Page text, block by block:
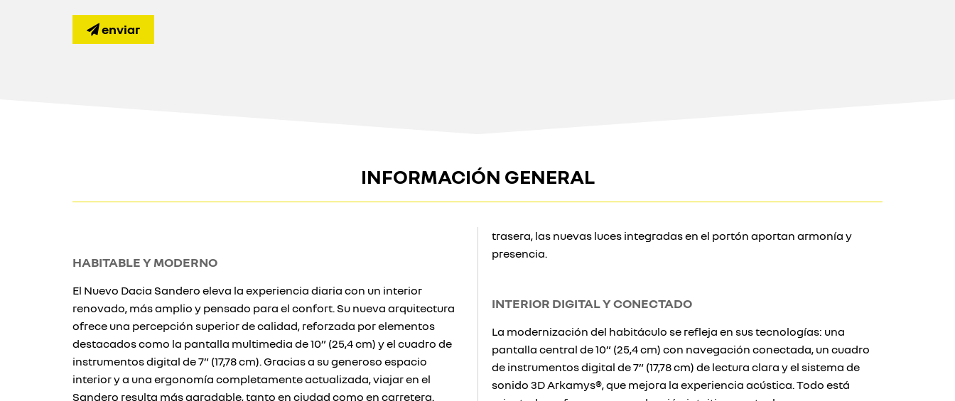
enviar
INFORMACIÓN GENERAL
HABITABLE Y MODERNO
El Nuevo Dacia Sandero eleva la experiencia diaria con un interior
renovado, más amplio y pensado para el confort. Su nueva arquitectura
ofrece una percepción superior de calidad, reforzada por elementos
destacados como la pantalla multimedia de 10” (25,4 cm) y el cuadro de
instrumentos digital de 7” (17,78 cm). Gracias a su generoso espacio
interior y a una ergonomía completamente actualizada, viajar en el
Sandero resulta más agradable, tanto en ciudad como en carretera.
trasera, las nuevas luces integradas en el portón aportan armonía y
presencia.
INTERIOR DIGITAL Y CONECTADO
La modernización del habitáculo se refleja en sus tecnologías: una
pantalla central de 10” (25,4 cm) con navegación conectada, un cuadro
de instrumentos digital de 7” (17,78 cm) de lectura clara y el sistema de
sonido 3D Arkamys®, que mejora la experiencia acústica. Todo está